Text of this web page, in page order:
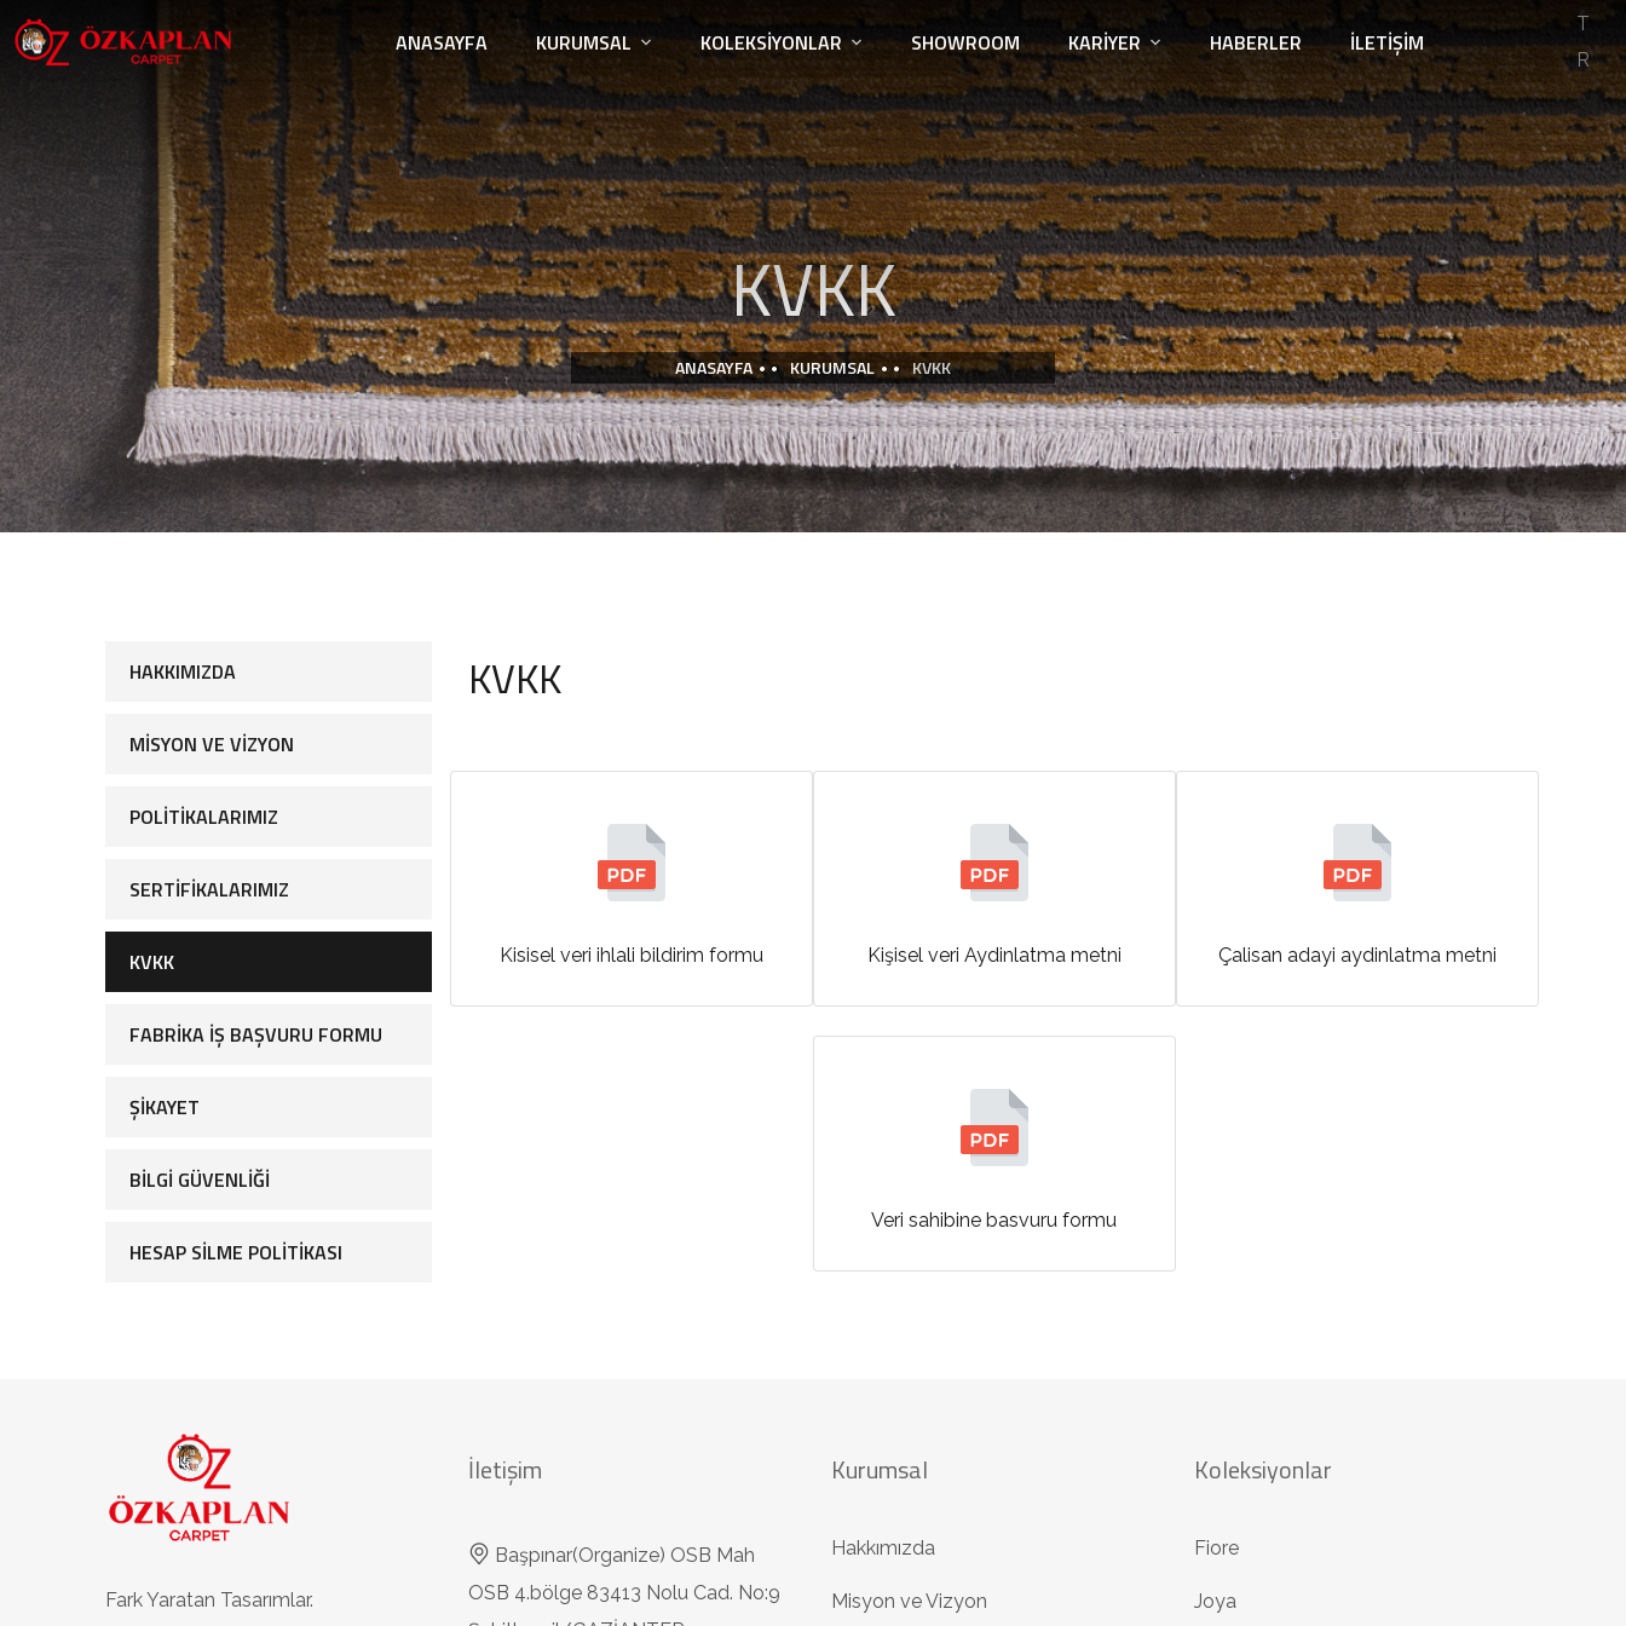
ANASAYFA KURUMSAL KOLEKSIYONLAR SHOWROOM KARIYER HABERLER İLETIŞIM
T
R
KVKK
ANASAYFA KURUMSAL KVKK
HAKKIMIZDA
MISYON VE VIZYON
POLITIKALARIMIZ
SERTIFIKALARIMIZ
KVKK
FABRIKA İŞ BAŞVURU FORMU
ŞIKAYET
BILGI GÜVENLIĞI
HESAP SILME POLITIKASI
KVKK
Kisisel veri ihlali bildirim formu Kişisel veri Aydinlatma metni Çalisan adayi aydinlatma metni
Veri sahibine basvuru formu
Fark Yaratan Tasarımlar.
İletişim
Başpınar(Organize) OSB Mah
OSB 4.bölge 83413 Nolu Cad. No:9
Kurumsal
Hakkımızda
Misyon ve Vizyon
Koleksiyonlar
Fiore
Joya